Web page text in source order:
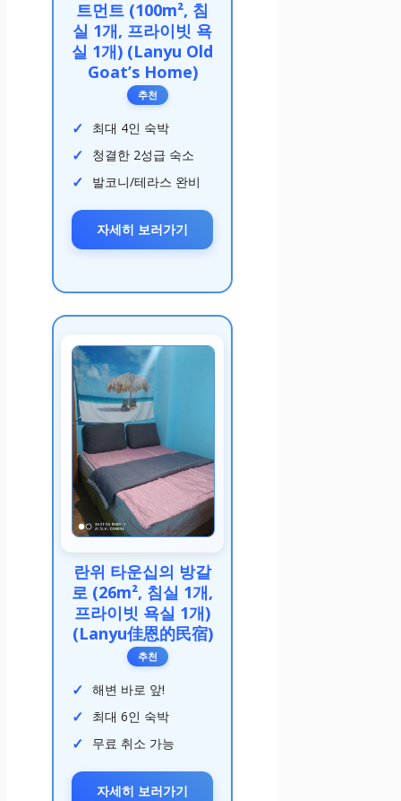
트먼트 (100m², 침
실 1개, 프라이빗 욕
실 1개) (Lanyu Old
Goat’s Home)
추천
최대 4인 숙박
청결한 2성급 숙소
발코니/테라스 완비
자세히 보러가기
란위 타운십의 방갈
로 (26m², 침실 1개,
프라이빗 욕실 1개)
(Lanyu佳恩的民宿)
추천
해변 바로 앞!
최대 6인 숙박
무료 취소 가능
자세히 보러가기